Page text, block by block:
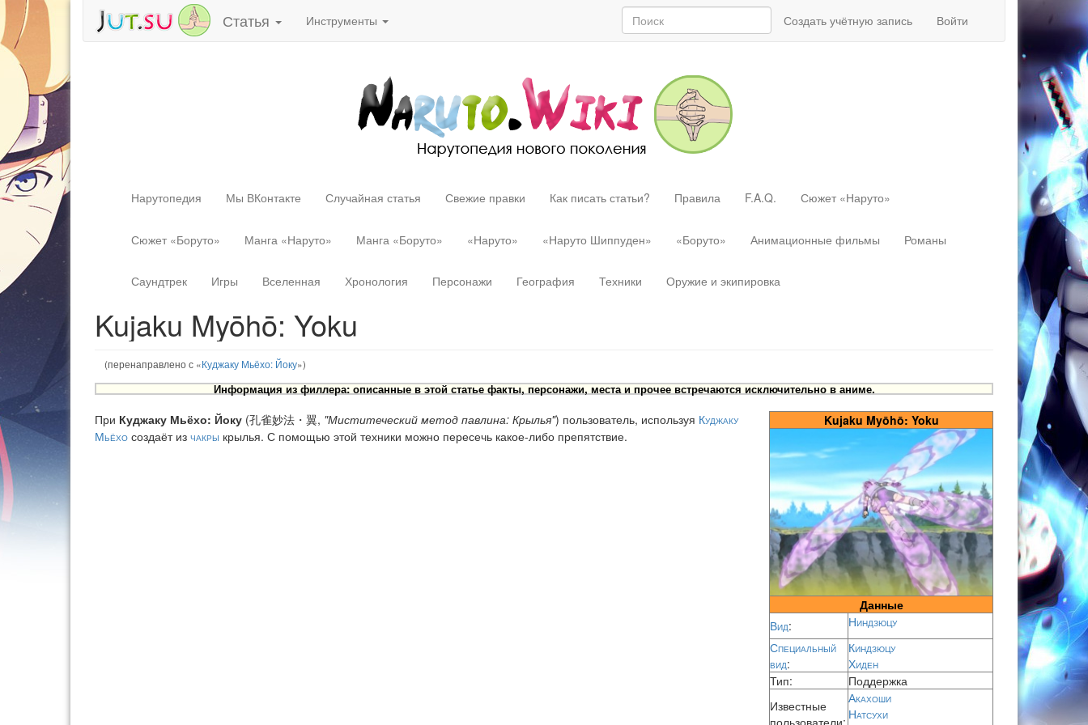
Статья Инструменты Создать учётную запись Войти
Нарутопедия Мы ВКонтакте Случайная статья Свежие правки Как писать статьи? Правила F.A.Q. Сюжет «Наруто»
Сюжет «Боруто» Манга «Наруто» Манга «Боруто» «Наруто» «Наруто Шиппуден» «Боруто» Анимационные фильмы Романы
Саундтрек Игры Вселенная Хронология Персонажи География Техники
Оружие и экипировка
Перейти
навигация ,
поиск
Kujaku Myōhō: Yoku
(перенаправлено с «Куджаку Мьёхо: Йоку»)
Информация из филлера: описанные в этой статье факты, персонажи, места и прочее встречаются исключительно в аниме.
Kujaku Myōhō: Yoku
Данные
Вид:
Ниндзюцу
Специальный
вид:
Киндзюцу
Хиден
Тип:
Поддержка
Известные
Акахоши
Натсухи
При Куджаку Мьёхо: Йоку (孔雀妙法・翼, "Миститеческий метод павлина: Крылья") пользователь, используя Куджаку
Мьёхо создаёт из чакры крылья. С помощью этой техники можно пересечь какое-либо препятствие.